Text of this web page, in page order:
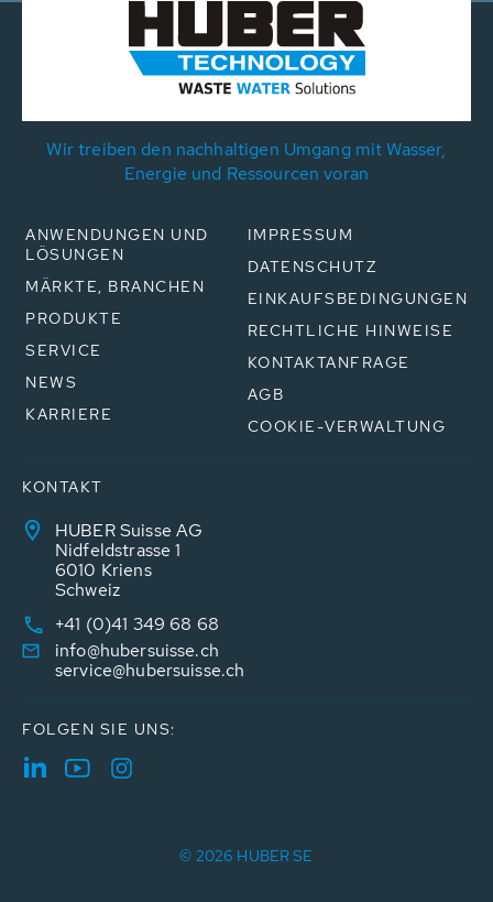
Wir treiben den nachhaltigen Umgang mit Wasser,
Energie und Ressourcen voran
ANWENDUNGEN UND
LÖSUNGEN
MÄRKTE, BRANCHEN
PRODUKTE
SERVICE
NEWS
KARRIERE
IMPRESSUM
DATENSCHUTZ
EINKAUFSBEDINGUNGEN
RECHTLICHE HINWEISE
KONTAKTANFRAGE
AGB
COOKIE-VERWALTUNG
KONTAKT
HUBER Suisse AG
Nidfeldstrasse 1
6010 Kriens
Schweiz
+41 (0)41 349 68 68
info@hubersuisse.ch
service@hubersuisse.ch
FOLGEN SIE UNS:
© 2026 HUBER SE